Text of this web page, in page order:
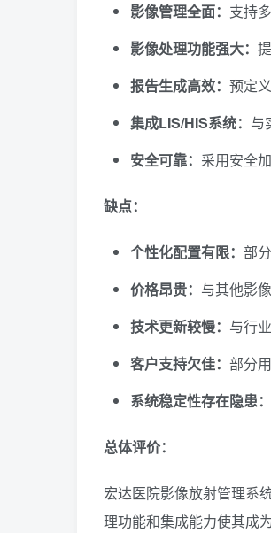
影像管理全面： 支持
影像处理功能强大：
报告生成高效： 预定
集成LIS/HIS系统： 与
安全可靠： 采用安全
缺点：
个性化配置有限： 部
价格昂贵： 与其他影
技术更新较慢： 与行
客户支持欠佳： 部分
系统稳定性存在隐患：
总体评价：
宏达医院影像放射管理系
理功能和集成能力使其成